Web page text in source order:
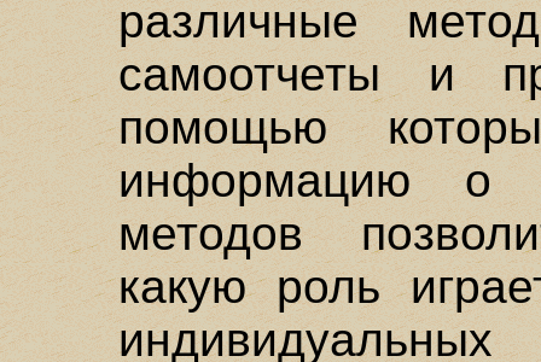
различные
самоотчеты и
помощью
информацию о
методов
какую роль